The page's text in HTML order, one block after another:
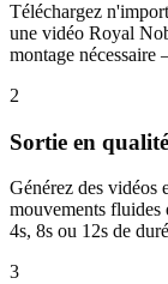
Téléchargez
une vidéo Royal
montage
2
Sortie en
Générez des vidéos
mouvements fluides
4s, 8s ou 12s de
3